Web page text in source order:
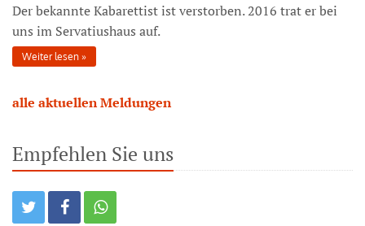
Der bekannte Kabarettist ist verstorben. 2016 trat er bei
uns im Servatiushaus auf.
Weiter lesen
alle aktuellen Meldungen
Empfehlen Sie uns